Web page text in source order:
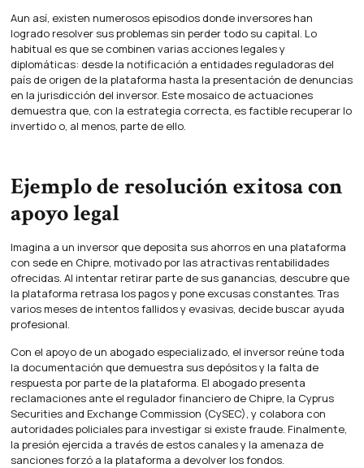
Aun así, existen numerosos episodios donde inversores han
logrado resolver sus problemas sin perder todo su capital. Lo
habitual es que se combinen varias acciones legales y
diplomáticas: desde la notificación a entidades reguladoras del
país de origen de la plataforma hasta la presentación de denuncias
en la jurisdicción del inversor. Este mosaico de actuaciones
demuestra que, con la estrategia correcta, es factible recuperar lo
invertido o, al menos, parte de ello.
Ejemplo de resolución exitosa con
apoyo legal
Imagina a un inversor que deposita sus ahorros en una plataforma
con sede en Chipre, motivado por las atractivas rentabilidades
ofrecidas. Al intentar retirar parte de sus ganancias, descubre que
la plataforma retrasa los pagos y pone excusas constantes. Tras
varios meses de intentos fallidos y evasivas, decide buscar ayuda
profesional.
Con el apoyo de un abogado especializado, el inversor reúne toda
la documentación que demuestra sus depósitos y la falta de
respuesta por parte de la plataforma. El abogado presenta
reclamaciones ante el regulador financiero de Chipre, la Cyprus
Securities and Exchange Commission (CySEC), y colabora con
autoridades policiales para investigar si existe fraude. Finalmente,
la presión ejercida a través de estos canales y la amenaza de
sanciones forzó a la plataforma a devolver los fondos.